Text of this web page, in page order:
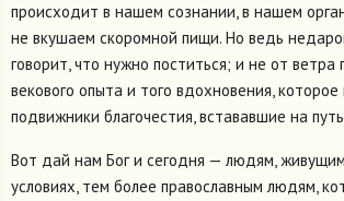
происходит в нашем сознании, в нашем
не вкушаем скоромной пищи. Но ведь
говорит, что нужно поститься; и не от ветра
векового опыта и того вдохновения, которое
подвижники благочестия, встававшие на
Вот дай нам Бог и сегодня — людям, живущим
условиях, тем более православным людям,